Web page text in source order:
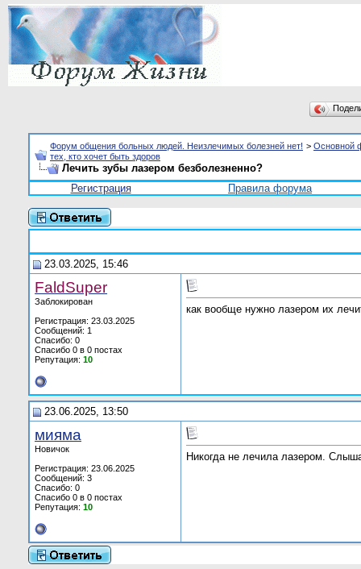
Форум общения больных людей. Неизлечимых болезней нет! > Основной
тех, кто хочет быть здоров
Лечить зубы лазером безболезненно?
Регистрация
Правила форума
23.03.2025, 15:46
FaldSuper
Заблокирован
Регистрация: 23.03.2025
Сообщений: 1
Спасибо: 0
Спасибо 0 в 0 постах
Репутация: 10
как вообще нужно лазером их
23.06.2025, 13:50
мияма
Новичок
Регистрация: 23.06.2025
Сообщений: 3
Спасибо: 0
Спасибо 0 в 0 постах
Репутация: 10
Никогда не лечила лазером.